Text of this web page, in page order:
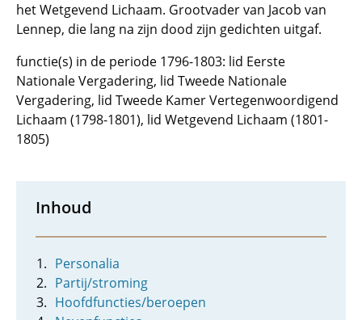
het Wetgevend Lichaam. Grootvader van Jacob van
Lennep, die lang na zijn dood zijn gedichten uitgaf.
functie(s) in de periode 1796-1803: lid Eerste
Nationale Vergadering, lid Tweede Nationale
Vergadering, lid Tweede Kamer Vertegenwoordigend
Lichaam (1798-1801), lid Wetgevend Lichaam (1801-
1805)
Inhoud
Personalia
Partij/stroming
Hoofdfuncties/beroepen